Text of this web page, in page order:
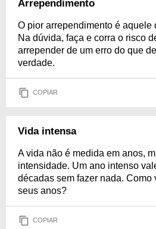
Arrependimento
O pior arrependimento é aquele
Na dúvida, faça e corra o risco
arrepender de um erro do que
verdade.
COPIAR
Vida intensa
A vida não é medida em anos,
intensidade. Um ano intenso
décadas sem fazer nada. Como
seus anos?
COPIAR